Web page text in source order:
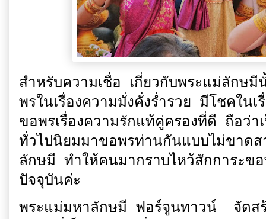
สำหรับความเชื่อ เกี่ยวกับพระแม่ลักษ
พรในเรื่องความมั่งคั่งร่ำรวย มีโชคใน
ขอพรเรื่องความรักแท้คู่ครองที่ดี ถือว่
ทั่วไปนิยมมาขอพรท่านกันแบบไม่ขา
ลักษมี ทำให้คนมากราบไหว้สักการะข
ปัจจุบันค่ะ
พระแม่มหาลักษมี ฟอร์จูนทาวน์ จัดส